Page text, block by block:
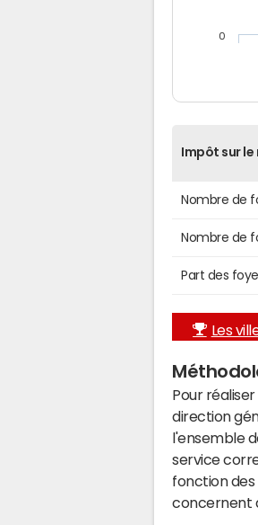
0
Impôt sur le
Nombre de
Nombre de
Part des
Les
Pour
direction
l'ensemble
service
fonction des
concernent